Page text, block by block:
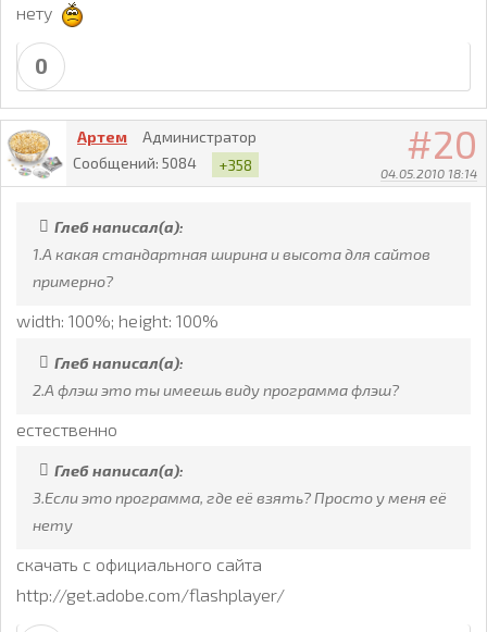
нету
0
20
04.05.2010 18:14
Артем
Администратор
Сообщений: 5084 +358
Глеб написал(а):
1.А какая стандартная ширина и высота для сайтов
примерно?
width: 100%; height: 100%
Глеб написал(а):
2.А флэш это ты имеешь виду программа флэш?
естественно
Глеб написал(а):
3.Если это программа, где её взять? Просто у меня её
нету
скачать с официального сайта
http://get.adobe.com/flashplayer/